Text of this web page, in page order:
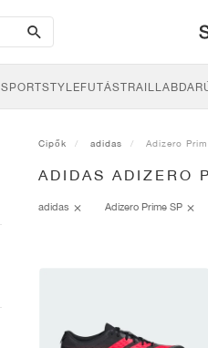
search-
btn
SPORTSTYLEFUTÁSTRAIL
Cipők adidas Adizero
ADIDAS ADIZERO
adidas Adizero Prime SP